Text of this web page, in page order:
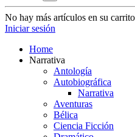
No hay más artículos en su carrito
Iniciar sesión
Home
Narrativa
Antología
Autobiográfica
Narrativa
Aventuras
Bélica
Ciencia Ficción